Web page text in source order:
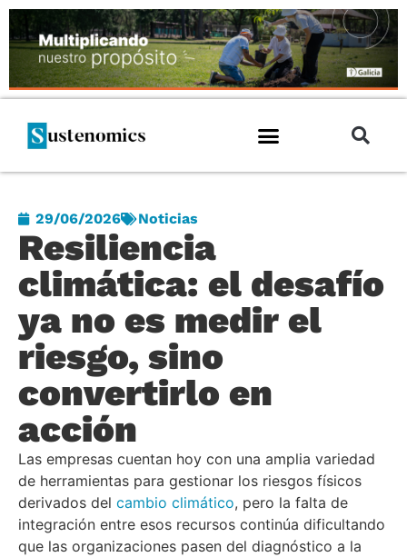
29/06/2026 Noticias
Resiliencia
climática: el desafío
ya no es medir el
riesgo, sino
convertirlo en
acción
Las empresas cuentan hoy con una amplia variedad
de herramientas para gestionar los riesgos físicos
derivados del cambio climático, pero la falta de
integración entre esos recursos continúa dificultando
que las organizaciones pasen del diagnóstico a la